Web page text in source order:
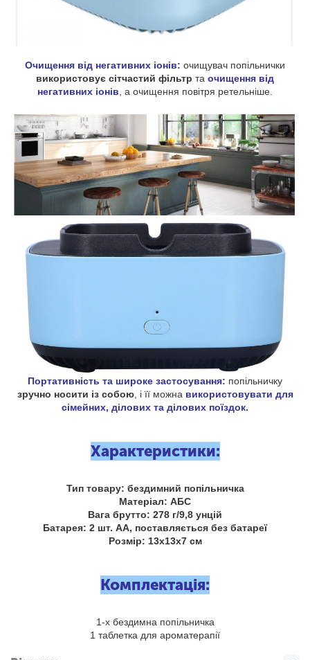
Очищення від негативних іонів: очищувач попільнички
використовує сітчастий фільтр та очищення від
негативних іонів , а очищення повітря ретельніше.
Портативність та широке застосування: попільничку
зручно носити із собою, і її можна використовувати для
сімейних, ділових та ділових поїздок.
Характеристики:
Тип товару: бездимний попільничка
Матеріал: АБС
Вага брутто: 278 г/9,8 унцій
Батарея: 2 шт. AA, поставляється без батареї
Розмір: 13x13x7 см
Комплектація:
1-х бездимна попільничка
1 таблетка для ароматерапії